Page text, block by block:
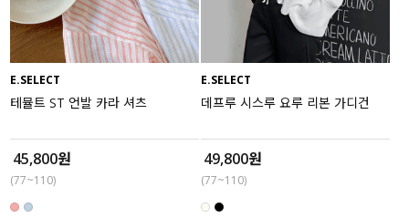
E.SELECT
테뮬트 ST 언발 카라 셔츠
45,800원
(77~110)
E.SELECT
데프루 시스루 요루 리본 가디건
49,800원
(77~110)